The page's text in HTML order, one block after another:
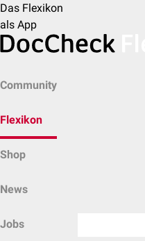
Das Flexikon
als App
Community
Flexikon
Shop
News
Jobs